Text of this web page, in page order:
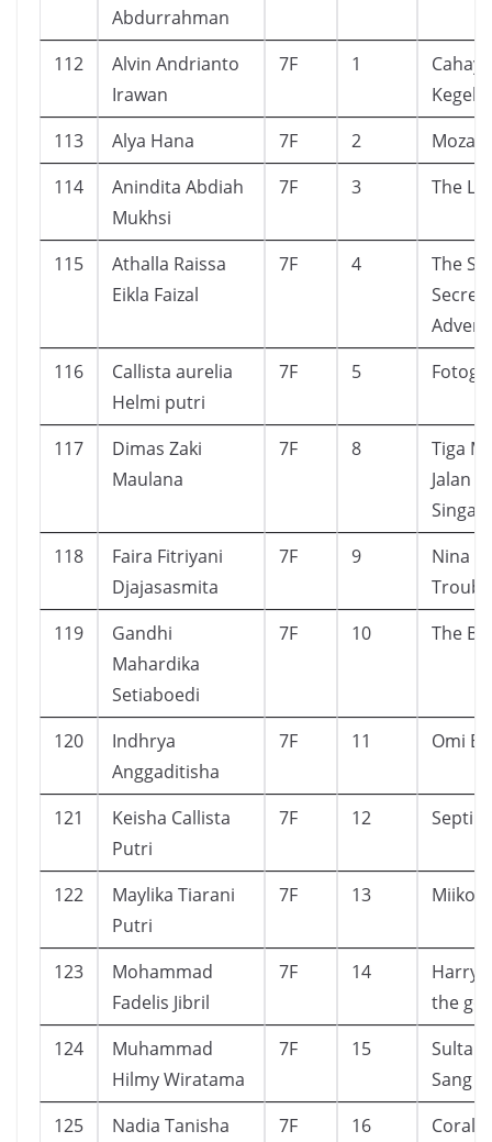
Abdurrahman
112
Alvin Andrianto
Irawan
7F 1
113
Alya Hana 7F 2
114
Anindita Abdiah
Mukhsi
7F 3 The
115
Athalla Raissa
Eikla Faizal
7F 4
The
Secret
116
Callista aurelia
Helmi putri
7F 5
117
Dimas Zaki
Maulana
7F 8
Tiga
Jalan
118
Faira Fitriyani
Djajasasmita
7F 9
Nina
119
Gandhi
Mahardika
Setiaboedi
7F 10 The
120
Indhrya
Anggaditisha
7F 11 Omi
121
Keisha Callista
Putri
7F 12
122
Maylika Tiarani
Putri
7F 13 Miiko
123
Mohammad
Fadelis Jibril
7F 14
Harry
the
124
Muhammad
Hilmy Wiratama
7F 15
Sultan
Sang
125
Nadia Tanisha
7F 16